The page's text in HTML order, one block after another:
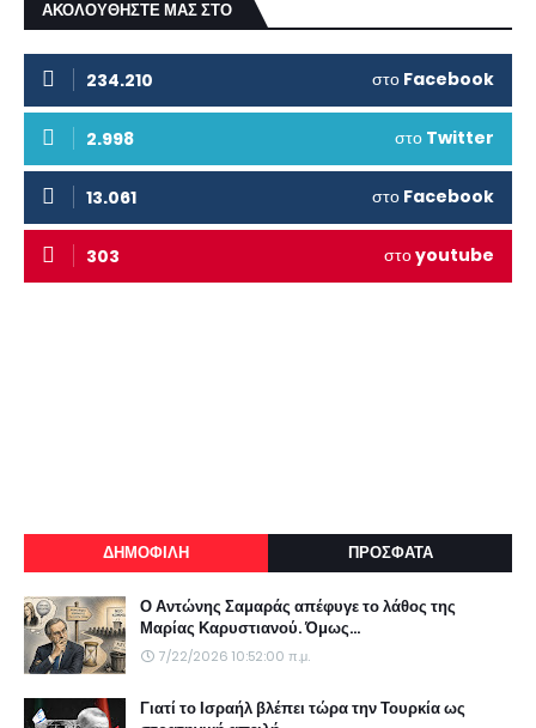
ΑΚΟΛΟΥΘΗΣΤΕ ΜΑΣ ΣΤΟ
234.210 στο Facebook
2.998 στο Twitter
13.061 στο Facebook
303 στοyoutube
ΔΗΜΟΦΙΛΗ ΠΡΟΣΦΑΤΑ
Ο Αντώνης Σαμαράς απέφυγε το λάθος της
Μαρίας Καρυστιανού. Όμως...
7/22/2026 10:52:00 π.μ.
Γιατί το Ισραήλ βλέπει τώρα την Τουρκία ως